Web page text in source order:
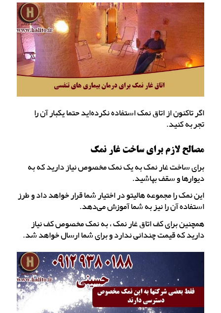
اگر تاکنون از اتاق نمک استفاده نکرده‌اید حتما یکبار آن را
تجربه کنید.
مصالح لازم برای ساخت غار نمک
برای ساخت غار نمک به یک نمک مخصوص نیاز دارید که به
دیوارها و سقف بپاشید.
این نمک را مجموعه هالیتو در اختیار شما قرار خواهد داد و طرز
استفاده آن را نیز به شما آموزش می‌دهد.
همچنین برای کف اتاق غار نمک ، به نمک مخصوص کف نیاز
دارید که قیمت چندانی ندارد و برای شما ارسال خواهد شد.